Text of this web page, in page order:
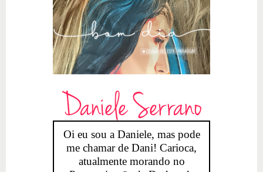
Daniele Serrano
Oi eu sou a Daniele, mas pode
me chamar de Dani! Carioca,
atualmente morando no